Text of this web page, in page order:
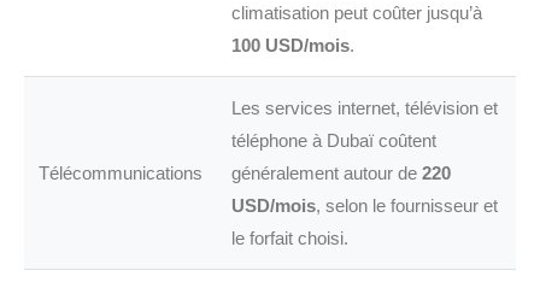
climatisation peut coûter jusqu’à
100 USD/mois.
Télécommunications
Les services internet, télévision et
téléphone à Dubaï coûtent
généralement autour de 220
USD/mois, selon le fournisseur et
le forfait choisi.